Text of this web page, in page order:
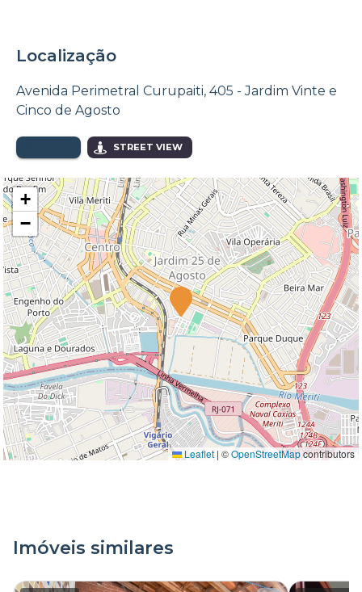
Localização
Avenida Perimetral Curupaiti, 405 - Jardim Vinte e
Cinco de Agosto
STREET VIEW
+
−
Leaflet | ©OpenStreetMapcontributors
Imóveis similares